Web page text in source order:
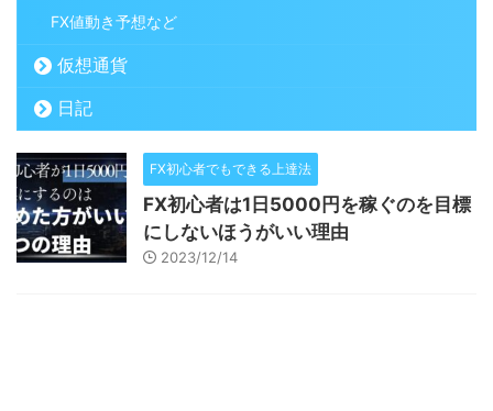
FX値動き予想など
仮想通貨
日記
FX初心者でもできる上達法
FX初心者は1日5000円を稼ぐのを目標
にしないほうがいい理由
2023/12/14